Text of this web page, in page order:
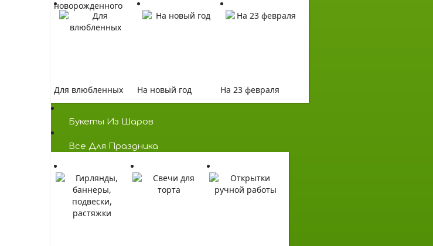
новорожденного
Для влюбленных На новый год На 23 февраля
Букеты Из Шаров
Bсе Для Праздника